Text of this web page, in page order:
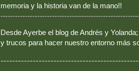
memoria y la historia van de la mano!!
Desde Ayerbe el blog de Andrés y
y trucos para hacer nuestro entorno más